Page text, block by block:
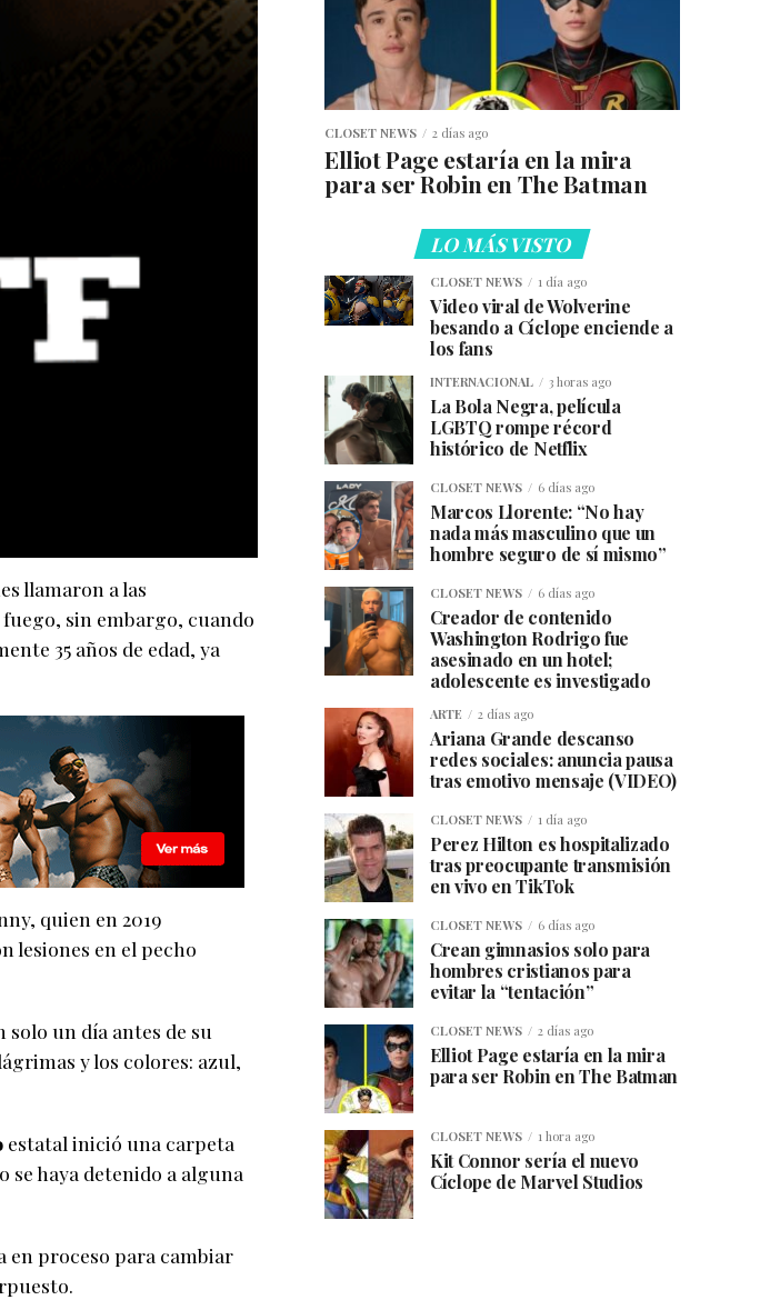
llamaron a las
sin embargo, cuando
35 años de edad, ya
quien en 2019
lesiones en el pecho
un día antes de su
y los colores: azul,
estatal inició una carpeta
se haya detenido a alguna
en proceso para cambiar
CLOSET NEWS 2 días ago
Elliot Page estaría en la mira
para ser Robin en The Batman
LO MÁS VISTO
CLOSET NEWS 1 día ago
Video viral de Wolverine
besando a Cíclope enciende a
los fans
INTERNACIONAL 3 horas ago
La Bola Negra, película
LGBTQ rompe récord
histórico de Netflix
CLOSET NEWS 6 días ago
Marcos Llorente: “No hay
nada más masculino que un
hombre seguro de sí mismo”
CLOSET NEWS 6 días ago
Creador de contenido
Washington Rodrigo fue
asesinado en un hotel;
adolescente es investigado
ARTE 2 días ago
Ariana Grande descanso
redes sociales: anuncia pausa
tras emotivo mensaje (VIDEO)
CLOSET NEWS 1 día ago
Perez Hilton es hospitalizado
tras preocupante transmisión
en vivo en TikTok
CLOSET NEWS 6 días ago
Crean gimnasios solo para
hombres cristianos para
evitar la “tentación”
CLOSET NEWS 2 días ago
Elliot Page estaría en la mira
para ser Robin en The Batman
CLOSET NEWS 1 hora ago
Kit Connor sería el nuevo
Cíclope de Marvel Studios